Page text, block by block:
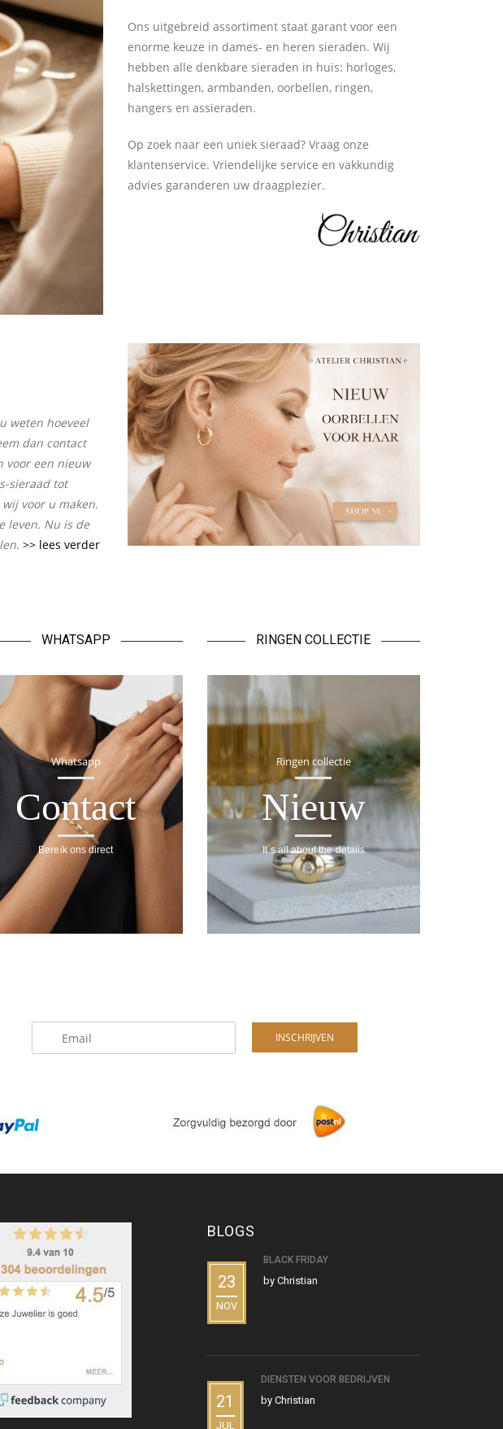
Ons uitgebreid assortiment staat garant voor een
enorme keuze in dames- en heren sieraden. Wij
hebben alle denkbare sieraden in huis: horloges,
halskettingen, armbanden, oorbellen, ringen,
hangers en assieraden.
Op zoek naar een uniek sieraad? Vraag onze
klantenservice. Vriendelijke service en vakkundig
advies garanderen uw draagplezier.
weten hoeveel
dan contact
voor een nieuw
sieraad tot
voor u maken.
leven. Nu is de
>> lees verder
WHATSAPP
Whatsapp
Contact
Bereik ons direct
RINGEN COLLECTIE
Ringen collectie
Nieuw
It`s all about the details
BLOGS
23
NOV
BLACK FRIDAY
by Christian
21
JUL
DIENSTEN VOOR BEDRIJVEN
by Christian